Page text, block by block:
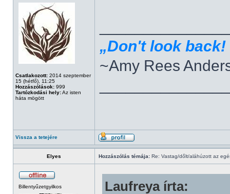
Csatlakozott: 2014 szeptember
15 (hétfő), 11:25
Hozzászólások: 999
Tartózkodási hely:Az isten
háta mögött
„Don't look
~Amy Rees
Vissza a tetejére
Elyes Hozzászólás témája: Re: Vastag/dőlt/aláhúzott az
Billentyűzetgyilkos Laufreya írta: